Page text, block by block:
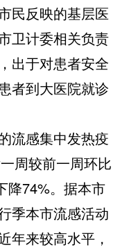
民反映的基层医
卫计委相关负责
出于对患者安全
者到大医院就诊
感集中发热疫
周较前一周环比
降74%。据本市
季本市流感活动
年来较高水平，